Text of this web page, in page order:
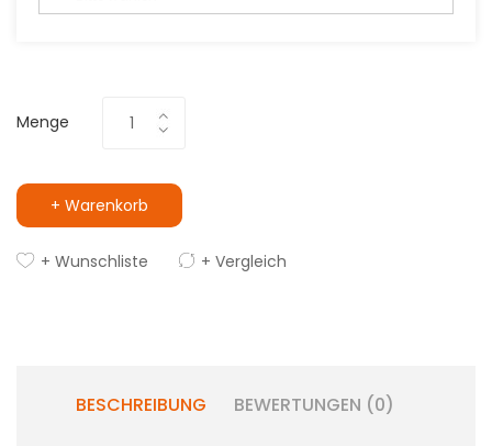
Menge
+ Warenkorb
+ Wunschliste + Vergleich
BESCHREIBUNG BEWERTUNGEN (0)